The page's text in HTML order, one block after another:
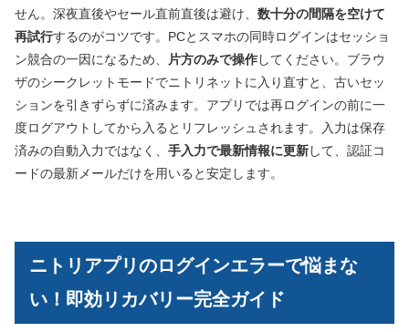
せん。深夜直後やセール直前直後は避け、 数十分の間隔を空けて
再試行するのがコツです。PCとスマホの同時ログインはセッショ
ン競合の一因になるため、 片方のみで操作してください。ブラウ
ザのシークレットモードでニトリネットに入り直すと、古いセッ
ションを引きずらずに済みます。アプリでは再ログインの前に一
度ログアウトしてから入るとリフレッシュされます。入力は保存
済みの自動入力ではなく、 手入力で最新情報に更新して、認証コ
ードの最新メールだけを用いると安定します。
ニトリアプリのログインエラーで悩まな
い！即効リカバリー完全ガイド